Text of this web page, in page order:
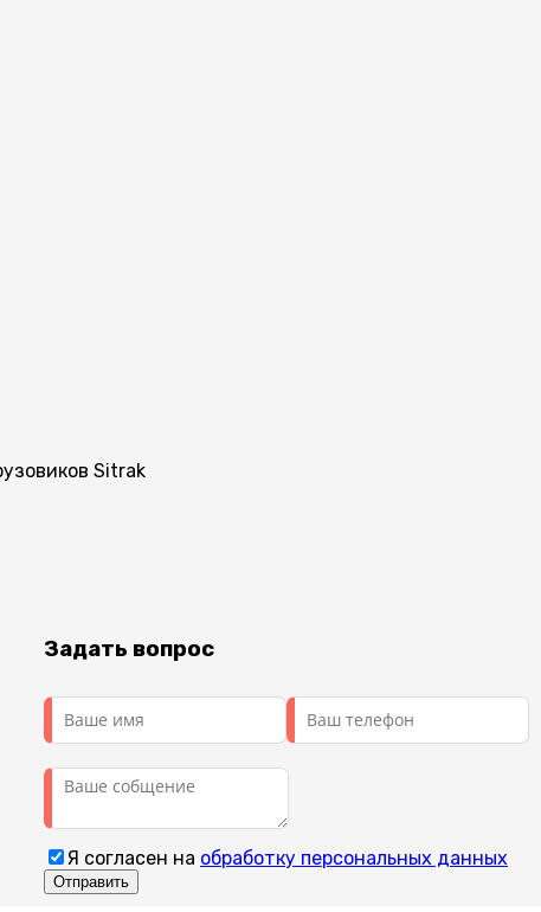
Sitrak
Задать вопрос
Я согласен на обработку персональных данных